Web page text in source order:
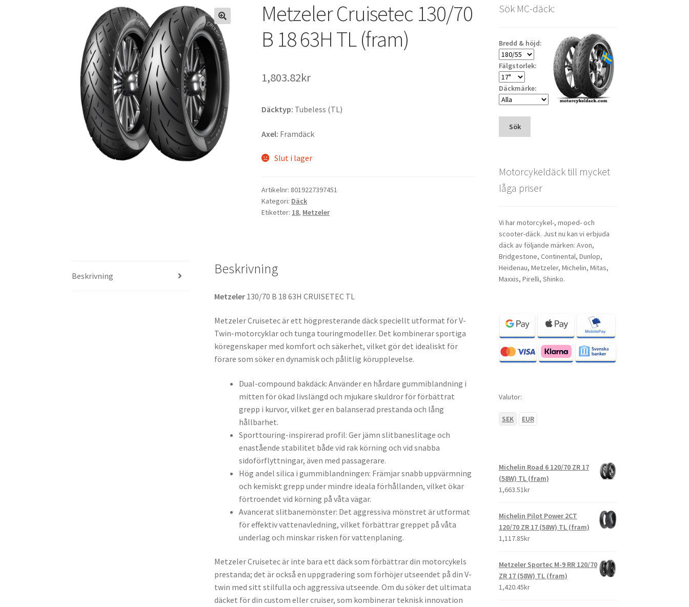
Metzeler Cruisetec 130/70
B 18 63H TL (fram)
1,803.82kr
Däcktyp: Tubeless (TL)
Axel: Framdäck
Slut i lager
Artikelnr: 8019227397451
Kategori: Däck
Etiketter: 18, Metzeler
Beskrivning Beskrivning
Metzeler 130/70 B 18 63H CRUISETEC TL
Metzeler Cruisetec är ett högpresterande däck speciellt utformat för V-
Twin-motorcyklar och tunga touringmodeller. Det kombinerar sportiga
köregenskaper med komfort och säkerhet, vilket gör det idealiskt för
förare som söker en dynamisk och pålitlig körupplevelse.
Dual-compound bakdäck: Använder en hårdare gummiblandning i
mitten för ökad livslängd och mjukare skuldror för förbättrat
grepp i kurvor, vilket ger en balanserad prestanda och lång
hållbarhet.
Sporttouring-inspirerad profil: Ger jämn slitbaneslitage och
enastående stabilitet både vid rak körning och vid snabba
sidoförflyttningar, även med passagerare.
Hög andel silica i gummiblandningen: Främjar snabb uppvärmning
och kemiskt grepp under mindre ideala förhållanden, vilket ökar
förtroendet vid körning på våta vägar.
Avancerat slitbanemönster: Det aggressiva mönstret är utformat
för effektiv vattenavledning, vilket förbättrar greppet på våta
underlag och minskar risken för vattenplaning.
Metzeler Cruisetec är inte bara ett däck som förbättrar din motorcykels
prestanda; det är också en uppgradering som förhöjer utseendet på din V-
twin med sitt stilfulla och aggressiva utseende. Om du söker det ultimata
däcket för din custom eller cruiser, som kombinerar teknisk innovation
Sök MC-däck:
Bredd & höjd:
Fälgstorlek:
Däckmärke:
Sök
Motorcykeldäck till mycket
låga priser
Vi har motorcykel-, moped- och
scooter-däck. Just nu kan vi erbjuda
däck av följande märken: Avon,
Bridgestone, Continental, Dunlop,
Heidenau, Metzeler, Michelin, Mitas,
Maxxis, Pirelli, Shinko.
Valutor:
SEK EUR
Michelin Road 6 120/70 ZR 17
(58W) TL (fram)
1,663.51kr
Michelin Pilot Power 2CT
120/70 ZR 17 (58W) TL (fram)
1,117.85kr
Metzeler Sportec M-9 RR 120/70
ZR 17 (58W) TL (fram)
1,420.45kr